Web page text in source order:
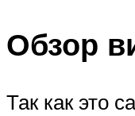
Обзор
Так как это